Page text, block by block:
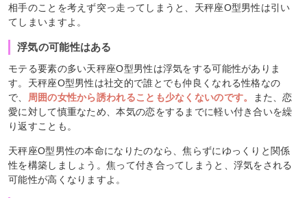
相手のことを考えず突っ走ってしまうと、天秤座O型男性は引い
てしまいますよ。
浮気の可能性はある
モテる要素の多い天秤座O型男性は浮気をする可能性がありま
す。天秤座O型男性は社交的で誰とでも仲良くなれる性格なの
で、
周囲の女性から誘われることも少なくないのです。
また、恋
愛に対して慎重なため、本気の恋をするまでに軽い付き合いを繰
り返すことも。
天秤座O型男性の本命になりたのなら、焦らずにゆっくりと関係
性を構築しましょう。焦って付き合ってしまうと、浮気をされる
可能性が高くなりますよ。